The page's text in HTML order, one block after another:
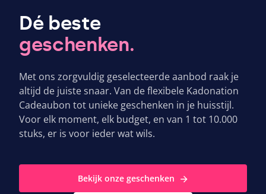
Dé beste
geschenken.
Met ons zorgvuldig geselecteerde aanbod raak je
altijd de juiste snaar. Van de flexibele Kadonation
Cadeaubon tot unieke geschenken in je huisstijl.
Voor elk moment, elk budget, en van 1 tot 10.000
stuks, er is voor ieder wat wils.
Bekijk onze geschenken